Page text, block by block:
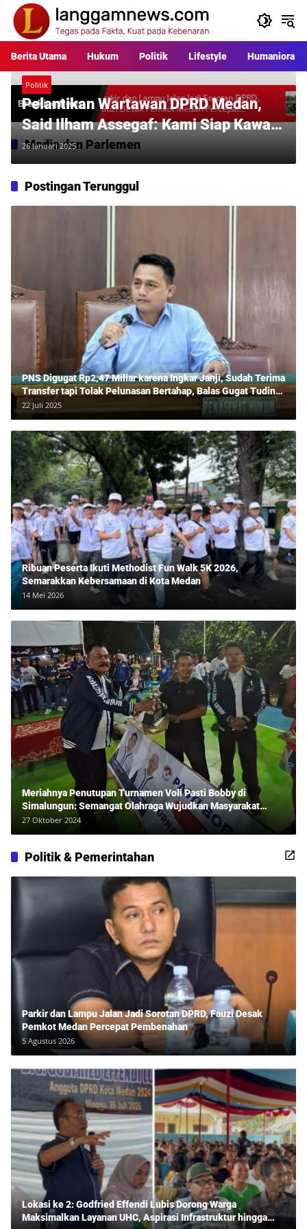
Langsung
konten
Berita Utama Hukum Politik Lifestyle Humaniora
Breaking NewsParkir dan Lampu Jalan Jadi Sorotan DPRD,
Fauzi Desak Pemkot Medan Percepat
Pembenahan
Warga
Rp397
Media dan Parlemen
Politik
Pelantikan Wartawan DPRD Medan,
Said Ilham Assegaf: Kami Siap Kawal
dan Kritisi Kinerja Dewan
26 Januari 2025
Postingan Terunggul
PNS Digugat Rp2,47 Miliar karena Ingkar Janji, Sudah Terima
Transfer tapi Tolak Pelunasan Bertahap, Balas Gugat Tuding
Lawan Tipu Rp850 Juta
22 Juli 2025
Ribuan Peserta Ikuti Methodist Fun Walk 5K 2026,
Semarakkan Kebersamaan di Kota Medan
14 Mei 2026
Meriahnya Penutupan Turnamen Voli Pasti Bobby di
Simalungun: Semangat Olahraga Wujudkan Masyarakat
Sehat Bersama Erwan Rozadi dan Ribuan Penonton!
27 Oktober 2024
Politik & Pemerintahan
Parkir dan Lampu Jalan Jadi Sorotan DPRD, Fauzi Desak
Pemkot Medan Percepat Pembenahan
5 Agustus 2026
Lokasi ke 2: Godfried Effendi Lubis Dorong Warga
Maksimalkan Layanan UHC, Aspirasi Infrastruktur hingga